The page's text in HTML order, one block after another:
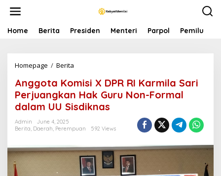
Home Berita Presiden Menteri Parpol Pemilu
Homepage / Berita
g
g
o
t
K
m
i
Anggota Komisi X DPR RI Karmila Sari
Perjuangkan Hak Guru Non-Formal
dalam UU Sisdiknas
Admin
June 4, 2025
Berita, Daerah, Perempuan 592 Views